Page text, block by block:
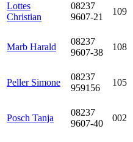
Lottes
Christian
08237
9607-21
109
Marb Harald
08237
9607-38
108
Peller Simone
08237
959156
105
Posch Tanja
08237
9607-40
002